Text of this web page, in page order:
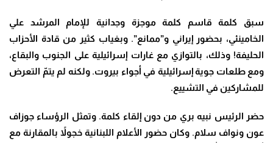
سبق كلمة قاسم كلمة موجزة وجدانية للإمام المرشد علي
الخامينئي، بحضور إيراني و”ممانع”. وبغياب كثير من قادة الأحزاب
الحليفة! وذلك، بالتوازي مع غارات إسرائيلية على الجنوب والبقاع،
ومع طلعات جوية إسرائيلية في أجواء بيروت. ولكنه لم يتمّ التعرض
للمشاركين في التشييع.
حضر الرئيس نبيه بري من دون إلقاء كلمة. وتمثل الرؤساء جوزاف
عون ونواف سلام. وكان حضور الأعلام اللبنانية خجولاً بالمقارنة مع